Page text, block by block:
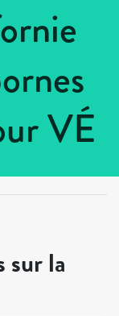
VÉ
sur la